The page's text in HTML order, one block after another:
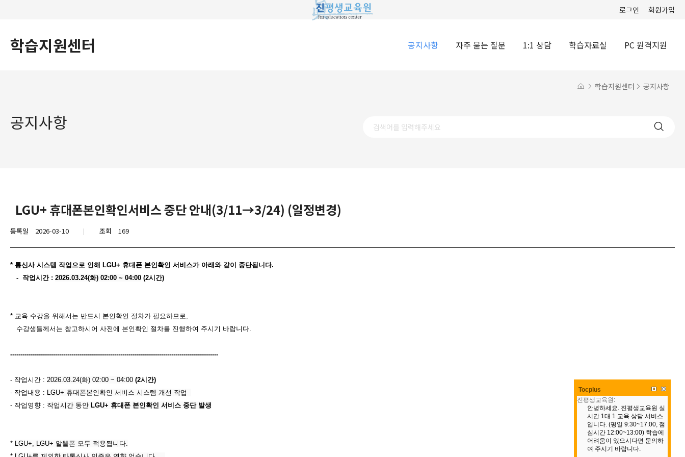
로그인 회원가입
학습지원센터 공지사항 자주 묻는 질문 1:1 상담 학습자료실 PC 원격지원
공지사항
학습지원센터 공지사항
LGU+ 휴대폰본인확인서비스 중단 안내(3/11→3/24) (일정변경)
등록일 2026-03-10 조회 169
* 통신사 시스템 작업으로 인해 LGU+ 휴대폰 본인확인 서비스가 아래와 같이 중단됩니다.
- 작업시간 : 2026.03.24(화) 02:00 ~ 04:00 (2시간)
* 교육 수강을 위해서는 반드시 본인확인 절차가 필요하므로,​
수강생들께서는 참고하시어 사전에 본인확인 절차를 진행하여 주시기 바랍니다.
------------------------------------------------------------------------------------------------------
- 작업시간 : 2026.03.24(화) 02:00 ~ 04:00 ​ (2시간)
- 작업내용 : LGU+ 휴대폰본인확인 서비스 시스템 개선 작업
- 작업영향 : 작업시간 동안 LGU+ 휴대폰 본인확인 서비스 중단 발생
* LGU+, LGU+ 알뜰폰 모두 적용됩니다.
Tocplus